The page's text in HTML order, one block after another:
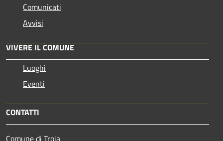
Comunicati
Avvisi
VIVERE IL COMUNE
Luoghi
Eventi
CONTATTI
Comune di Troia